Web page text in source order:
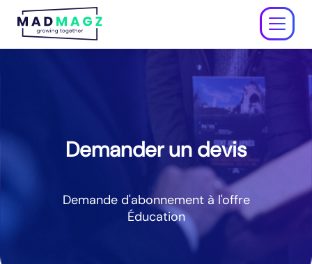
Se connecter
Demander un devis
Demande d'abonnement à l'offre
Éducation